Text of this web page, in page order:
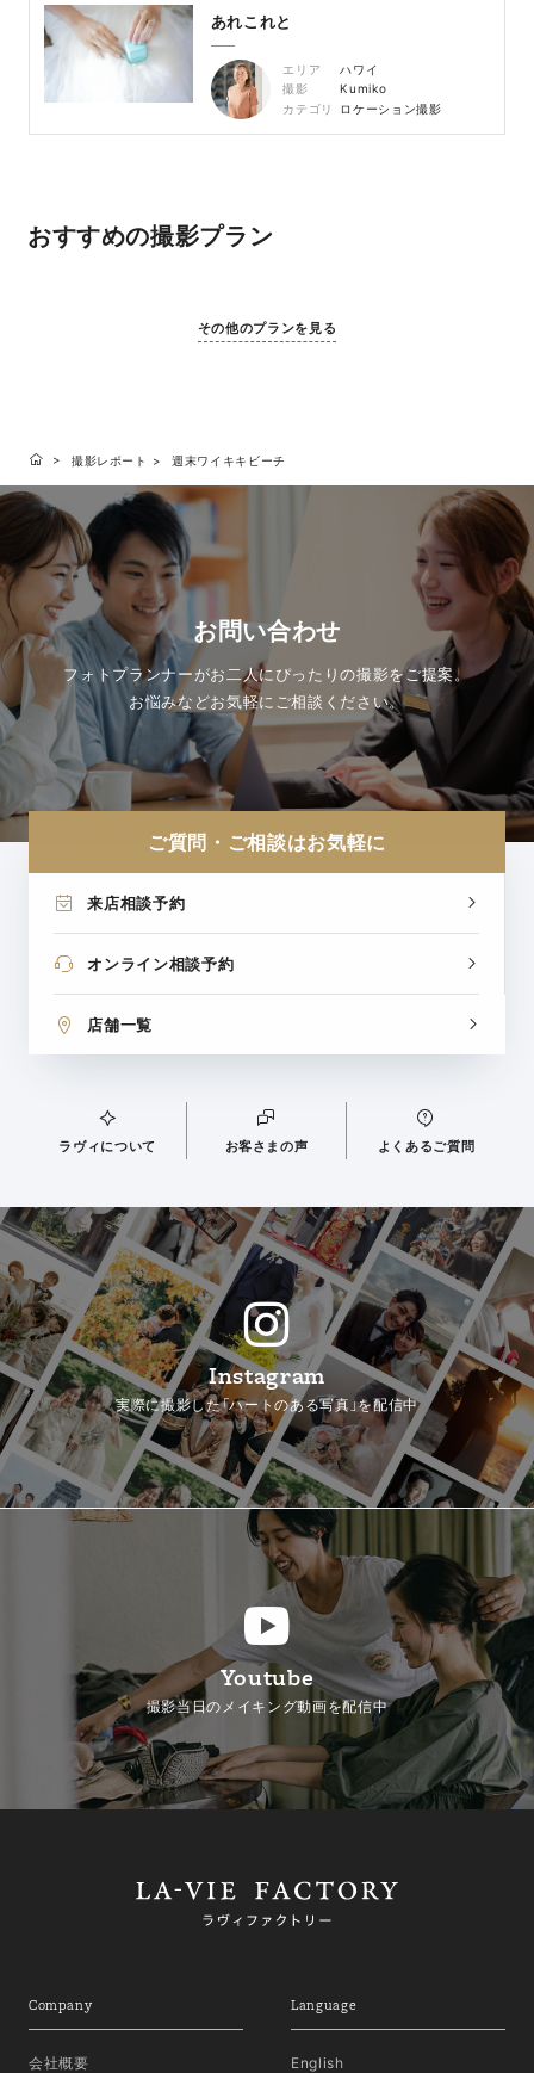
あれこれと
エリア
ハワイ
撮影
Kumiko
カテゴリ
ロケーション撮影
おすすめの撮影プラン
その他のプランを見る
撮影レポート 週末ワイキキビーチ
お問い合わせ
フォトプランナーがお二人にぴったりの撮影をご提案。
お悩みなどお気軽にご相談ください。
ご質問・ご相談はお気軽に
来店相談予約
オンライン相談予約
店舗一覧
ラヴィについて お客さまの声 よくあるご質問
Instagram
実際に撮影した「ハートのある写真」を配信中
Youtube
撮影当日のメイキング動画を配信中
Company
会社概要
Language
English